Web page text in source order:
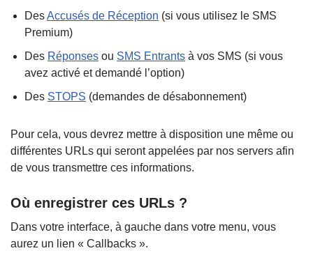
DesAccusés de Réception (si vous utilisez le SMS
Premium)
Des Réponses ou SMS Entrants à vos SMS (si vous
avez activé et demandé l’option)
Des STOPS (demandes de désabonnement)
Pour cela, vous devrez mettre à disposition une même ou
différentes URLs qui seront appelées par nos servers afin
de vous transmettre ces informations.
Où enregistrer ces URLs ?
Dans votre interface, à gauche dans votre menu, vous
aurez un lien « Callbacks ».